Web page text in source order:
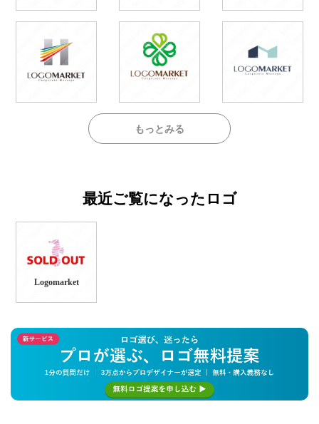
もっとみる
最近ご覧になったロゴ
Logomarket